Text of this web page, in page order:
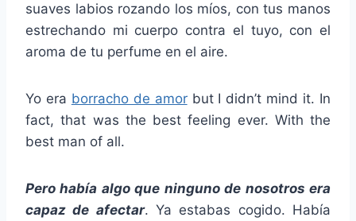
suaves labios rozando los míos, con tus manos
estrechando mi cuerpo contra el tuyo, con el
aroma de tu perfume en el aire.
Yo era borracho de amorbut I didn’t mind it. In
fact, that was the best feeling ever. With the
best man of all.
Pero había algo que ninguno de nosotros era
capaz de afectar. Ya estabas cogido. Había